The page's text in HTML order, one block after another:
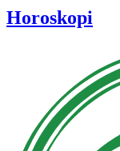
Horoskopi